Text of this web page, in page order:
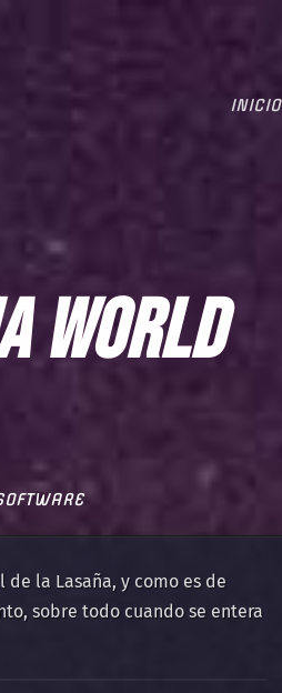
INICIO
WORLD
la Lasaña, y como es de
sobre todo cuando se entera